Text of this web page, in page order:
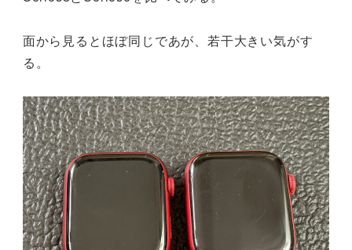
面から見るとほぼ同じであが、若干大きい気がす
る。